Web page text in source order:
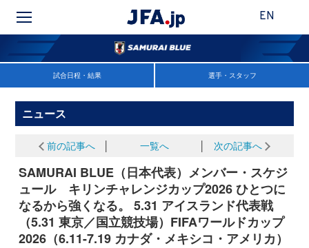
EN
試合日程・結果 選手・スタッフ
ニュース
前の記事へ 一覧へ 次の記事へ
SAMURAI BLUE（日本代表）メンバー・スケジ
ュール キリンチャレンジカップ2026 ひとつに
なるから強くなる。 5.31 アイスランド代表戦
（5.31 東京／国立競技場）FIFAワールドカップ
2026（6.11-7.19 カナダ・メキシコ・アメリカ）